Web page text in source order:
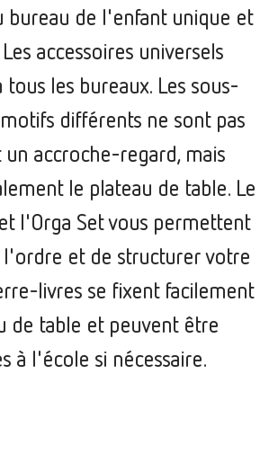
bureau de l'enfant unique et
accessoires universels
les bureaux. Les sous-
différents ne sont pas
accroche-regard, mais
le plateau de table. Le
l'Orga Set vous permettent
et de structurer votre
livres se fixent facilement
de table et peuvent être
à l'école si nécessaire.